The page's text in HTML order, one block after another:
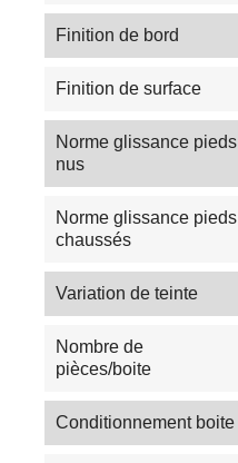
Finition de bord
Finition de surface
Norme glissance pieds
nus
Norme glissance pieds
chaussés
Variation de teinte
Nombre de
pièces/boite
Conditionnement boite